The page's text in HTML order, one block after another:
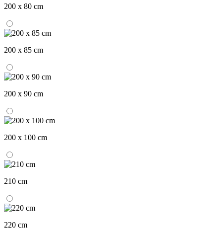
200 x 80 cm
200 x 85 cm
200 x 90 cm
200 x 100 cm
210 cm
220 cm